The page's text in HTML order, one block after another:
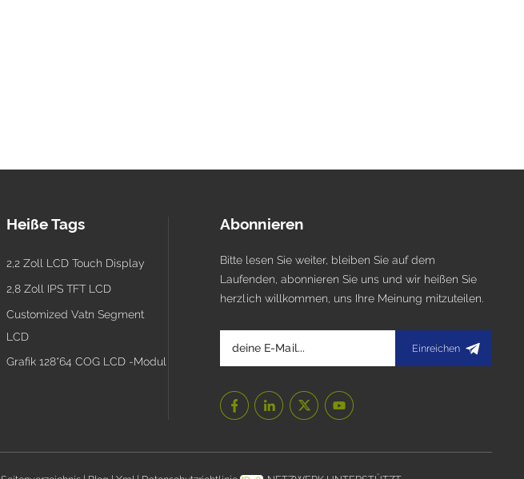
Heiße Tags
2,2 Zoll LCD Touch Display
2,8 Zoll IPS TFT LCD
Customized Vatn Segment
LCD
Grafik 128*64 COG LCD -Modul
Abonnieren
Bitte lesen Sie weiter, bleiben Sie auf dem
Laufenden, abonnieren Sie uns und wir heißen Sie
herzlich willkommen, uns Ihre Meinung mitzuteilen.
Einreichen